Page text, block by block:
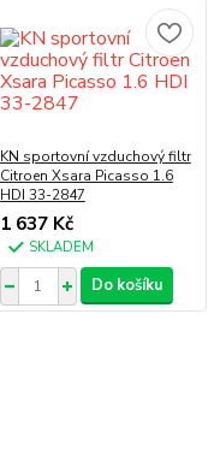
KN sportovní vzduchový filtr
Citroen Xsara Picasso 1.6
HDI 33-2847
1 637 Kč
SKLADEM
Do košíku